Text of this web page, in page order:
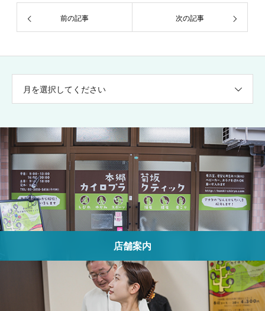
前の記事 次の記事
月を選択してください
店舗案内